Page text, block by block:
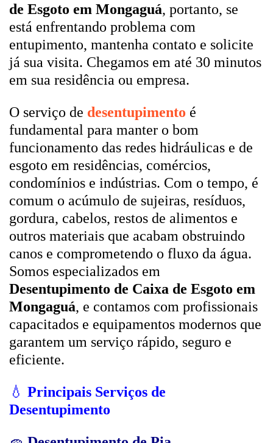
de Esgoto em Mongaguá, portanto, se
está enfrentando problema com
entupimento, mantenha contato e solicite
já sua visita. Chegamos em até 30 minutos
em sua residência ou empresa.
O serviço de desentupimento é
fundamental para manter o bom
funcionamento das redes hidráulicas e de
esgoto em residências, comércios,
condomínios e indústrias. Com o tempo, é
comum o acúmulo de sujeiras, resíduos,
gordura, cabelos, restos de alimentos e
outros materiais que acabam obstruindo
canos e comprometendo o fluxo da água.
Somos especializados em
Desentupimento de Caixa de Esgoto em
Mongaguá, e contamos com profissionais
capacitados e equipamentos modernos que
garantem um serviço rápido, seguro e
eficiente.
💧 Principais Serviços de
Desentupimento